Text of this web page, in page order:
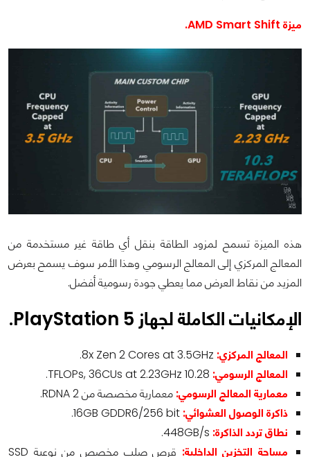
ميزة AMD Smart Shift.
هذه الميزة تسمح لمزود الطاقة بنقل أي طاقة غير مستخدمة من
المعالج المركزي إلى المعالج الرسومي وهذا الأمر سوف يسمح بعرض
المزيد من نقاط العرض مما يعطي جودة رسومية أفضل.
الإمكانيات الكاملة لجهاز PlayStation 5.
المعالج المركزي:
المعالج الرسومي: 10.28 TFLOPs, 36CUs at 2.23GHz.
معمارية المعالج الرسومي: معمارية مخصصة من RDNA 2.
ذاكرة الوصول العشوائي:
نطاق تردد الذاكرة:
مساحة التخزين الداخلية:
قرص صلب مخصص من نوعية SSD